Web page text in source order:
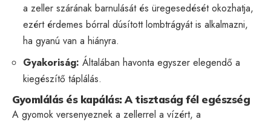
a zeller szárának barnulását és üregesedését okozhatja,
ezért érdemes bórral dúsított lombtrágyát is alkalmazni,
ha gyanú van a hiányra.
Gyakoriság: Általában havonta egyszer elegendő a
kiegészítő táplálás.
Gyomlálás és kapálás: A tisztaság fél egészség
A gyomok versenyeznek a zellerrel a vízért, a